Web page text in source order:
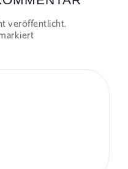
veröffentlicht.